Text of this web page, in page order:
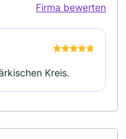
Firma bewerten
Kreis.